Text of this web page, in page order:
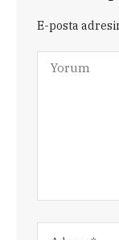
E-posta